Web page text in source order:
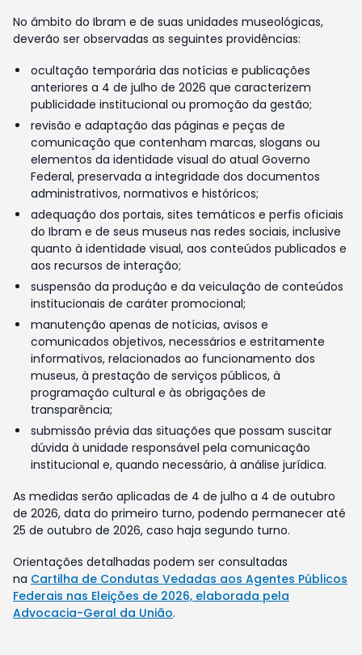
No âmbito do Ibram e de suas unidades museológicas,
deverão ser observadas as seguintes providências:
ocultação temporária das notícias e publicações
anteriores a 4 de julho de 2026 que caracterizem
publicidade institucional ou promoção da gestão;
revisão e adaptação das páginas e peças de
comunicação que contenham marcas, slogans ou
elementos da identidade visual do atual Governo
Federal, preservada a integridade dos documentos
administrativos, normativos e históricos;
adequação dos portais, sites temáticos e perfis oficiais
do Ibram e de seus museus nas redes sociais, inclusive
quanto à identidade visual, aos conteúdos publicados e
aos recursos de interação;
suspensão da produção e da veiculação de conteúdos
institucionais de caráter promocional;
manutenção apenas de notícias, avisos e
comunicados objetivos, necessários e estritamente
informativos, relacionados ao funcionamento dos
museus, à prestação de serviços públicos, à
programação cultural e às obrigações de
transparência;
submissão prévia das situações que possam suscitar
dúvida à unidade responsável pela comunicação
institucional e, quando necessário, à análise jurídica.
As medidas serão aplicadas de 4 de julho a 4 de outubro
de 2026, data do primeiro turno, podendo permanecer até
25 de outubro de 2026, caso haja segundo turno.
Orientações detalhadas podem ser consultadas
na Cartilha de Condutas Vedadas aos Agentes Públicos
Federais nas Eleições de 2026, elaborada pela
Advocacia-Geral da União.